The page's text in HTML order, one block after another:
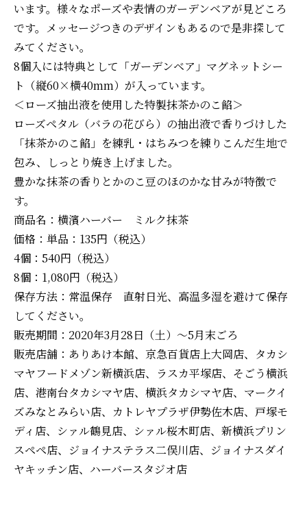
います。様々なポーズや表情のガーデンベアが見どころ
です。メッセージつきのデザインもあるので是非探して
みてください。
8個入には特典として「ガーデンベア」マグネットシー
ト（縦60×横40mm）が入っています。
＜ローズ抽出液を使用した特製抹茶かのこ餡＞
ローズペタル（バラの花びら）の抽出液で香りづけした
「抹茶かのこ餡」を練乳・はちみつを練りこんだ生地で
包み、しっとり焼き上げました。
豊かな抹茶の香りとかのこ豆のほのかな甘みが特徴で
す。
商品名：横濱ハーバー ミルク抹茶
価格：単品：135円（税込）
4個：540円（税込）
8個：1,080円（税込）
保存方法：常温保存 直射日光、高温多湿を避けて保存
してください。
販売期間：2020年3月28日（土）～5月末ごろ
販売店舗：ありあけ本館、京急百貨店上大岡店、タカシ
マヤフードメゾン新横浜店、ラスカ平塚店、そごう横浜
店、港南台タカシマヤ店、横浜タカシマヤ店、マークイ
ズみなとみらい店、カトレヤプラザ伊勢佐木店、戸塚モ
ディ店、シァル鶴見店、シァル桜木町店、新横浜プリン
スペペ店、ジョイナステラス二俣川店、ジョイナスダイ
ヤキッチン店、ハーバースタジオ店